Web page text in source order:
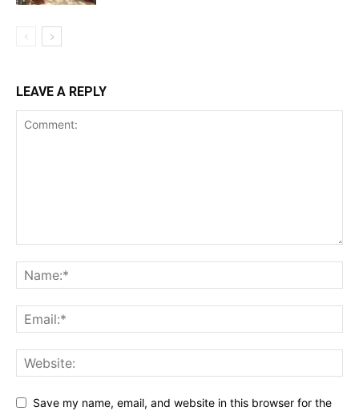
LEAVE A REPLY
Save my name, email, and website in this browser for the